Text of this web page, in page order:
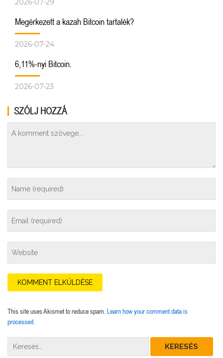
2026-07-29
Megérkezett a kazah Bitcoin tartalék?
2026-07-24
6,11%-nyi Bitcoin.
2026-07-23
SZÓLJ HOZZÁ
This site uses Akismet to reduce spam. Learn how your comment data is
processed.